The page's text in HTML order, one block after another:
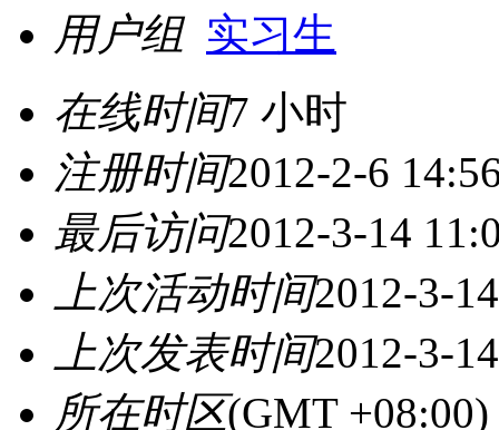
用户组 实习生
在线时间7 小时
注册时间2012-2-6
最后访问2012-3-14
上次活动时间2012-3-
上次发表时间2012-3-
所在时区(GMT